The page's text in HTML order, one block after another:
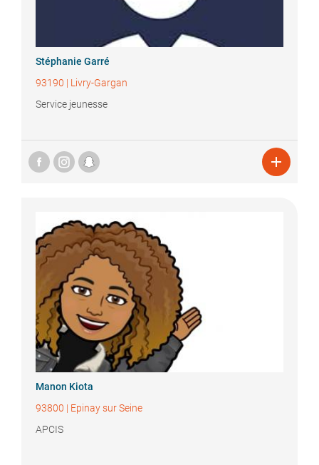
Stéphanie Garré
93190 | Livry-Gargan
Service jeunesse

Manon Kiota
93800 | Epinay sur Seine
APCIS